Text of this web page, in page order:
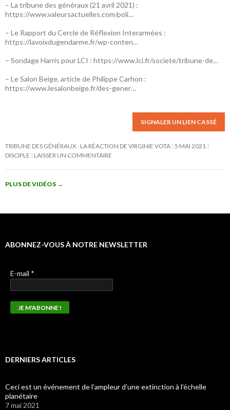
– La tribune des généraux (21 avril 2021) :
https://www.valeursactuelles.com/poli…
– Le Rapport du Cercle de Réflexion Interarmées :
https://lavoixdugendarme.fr/wp-conten…
– Sondage Harris pour LCI : https://www.lci.fr/societe/tribune-de…
– Le Salon Beige, article de Philippe Carhon :
https://www.lesalonbeige.fr/des-gener…
SIGNALER UN LIEN CASSÉ
TRIBUNE DES GÉNÉRAUX : LA RÉACTION DE VIRGINIE VOTA 5 MAI 2021
DISCIPLE
LAISSER UN COMMENTAIRE
PLUS DE VIDÉOS →
ABONNEZ-VOUS À NOTRE NEWSLETTER
E-mail *
DERNIERS ARTICLES
Ceci est un événement de l’ampleur d’une extinction à l’échelle
planétaire
7 mai 2021